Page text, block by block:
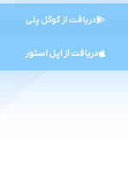
دریافت از گوگل پلی
دریافت از اپل استور